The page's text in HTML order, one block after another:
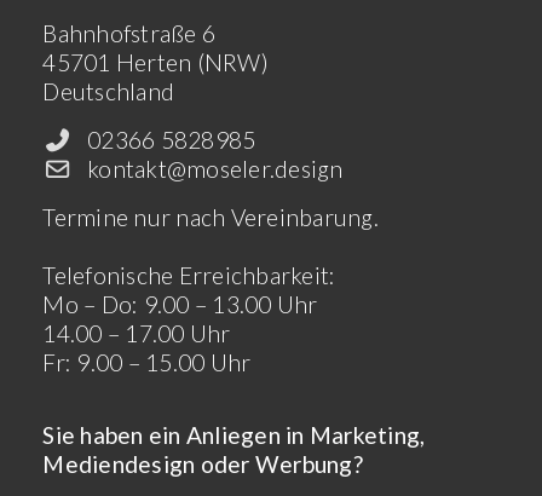
Bahnhofstraße 6
45701 Herten (NRW)
Deutschland
02366 5828985
kontakt@moseler.design
Termine nur nach Vereinbarung.
Telefonische Erreichbarkeit:
Mo – Do: 9.00 – 13.00 Uhr
14.00 – 17.00 Uhr
Fr: 9.00 – 15.00 Uhr
Sie haben ein Anliegen in Marketing,
Mediendesign oder Werbung?